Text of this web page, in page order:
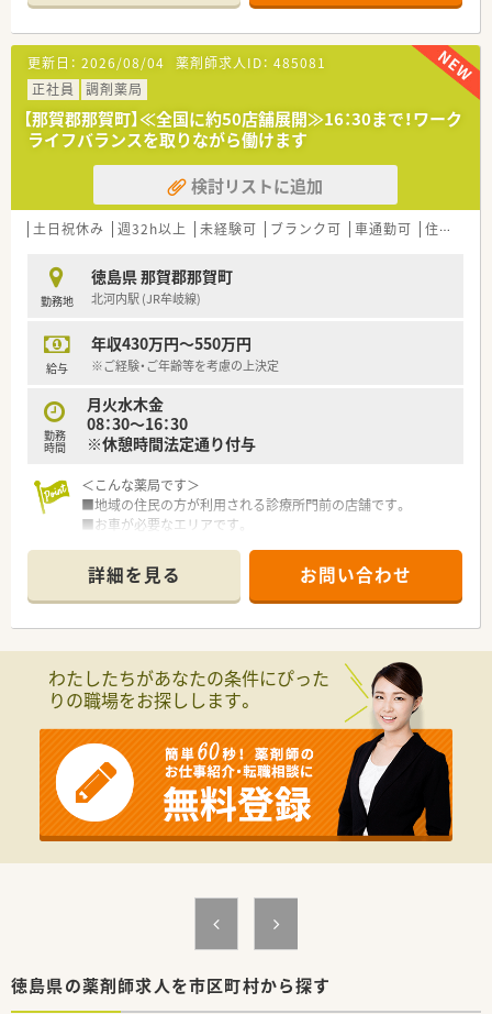
■処方箋による調剤業務、服薬指導、薬剤情報の提供など
■処方箋枚数40～50枚/日
＜研修制度＞
■現場の先輩薬剤師より指導を受けて頂きます。
■勉強会の定期開催あり
＜法人特徴＞
■徳島市内を中心に徳島県下で最も多い店舗数の運営を行って
創業当初より医薬分業に積極的に努め、独自のノウハウを構築
した結果、四国の調剤薬局の中でも非常にレベルの高い勤務薬剤
■永年勤続表彰として、15年及び25年勤務者を対象として表彰
しています。
現在、従業員の満足度を上げるため有給休暇取得推進や残業を
■在宅件数やかかりつけ薬剤師などの取り組み強化に取り組ん
でいます。
＜こんな方にもオススメ＞
■地元企業で腰を据えて働きたい方
■経営の安定性を重視したい方
などお気軽にお問い合わせください。
更新日： 2026/08/04 薬剤師求人ID： 485081
正社員
調剤薬局
【那賀郡那賀町】≪全国に約50店舗展開≫16：30まで！ワーク
ライフバランスを取りながら働けます
検討リストに追加
土日祝休み 週32h以上 未経験可 ブランク可 車通勤可 住宅補助(手当)あり
勤務地
徳島県 那賀郡那賀町
北河内駅 (JR牟岐線)
給与
年収430万円～550万円
※ご経験・ご年齢等を考慮の上決定
勤務
時間
月火水木金
08：30～16：30
※休憩時間法定通り付与
＜こんな薬局です＞
■地域の住民の方が利用される診療所門前の店舗です。
■お車が必要なエリアです。
土日祝休みでプライベートの時間もしっかり確保できます。
■薬剤師は3名在籍。管理薬剤師は男性です。
＜業務内容＞
■処方箋枚数は50枚/日程度応需しています。
■内科・外科・整形外科・小児科・胃腸科・放射線科・リハビリテー
ション科の処方箋を対応します。
＜法人概要＞
■医療総合サービス企業（東証プライム上場）のグループ会社で
す。
■調剤薬局としては、京都・大阪を中心に全国に約50店舗展開さ
れています。徳島県内にも4店舗ございます。
■臨床検査会社が母体で、ドクターとの関わりが強く門前との関
係も良好です！
■最先端の機械を積極的に導入し効率化を図ることで患者さま
す。
■調剤過誤防止システムも導入しているので、安心してお仕事い
詳細を見る お問い合わせ
わたしたちがあなたの条件にぴった
りの職場をお探しします。
徳島県の薬剤師求人を市区町村から探す